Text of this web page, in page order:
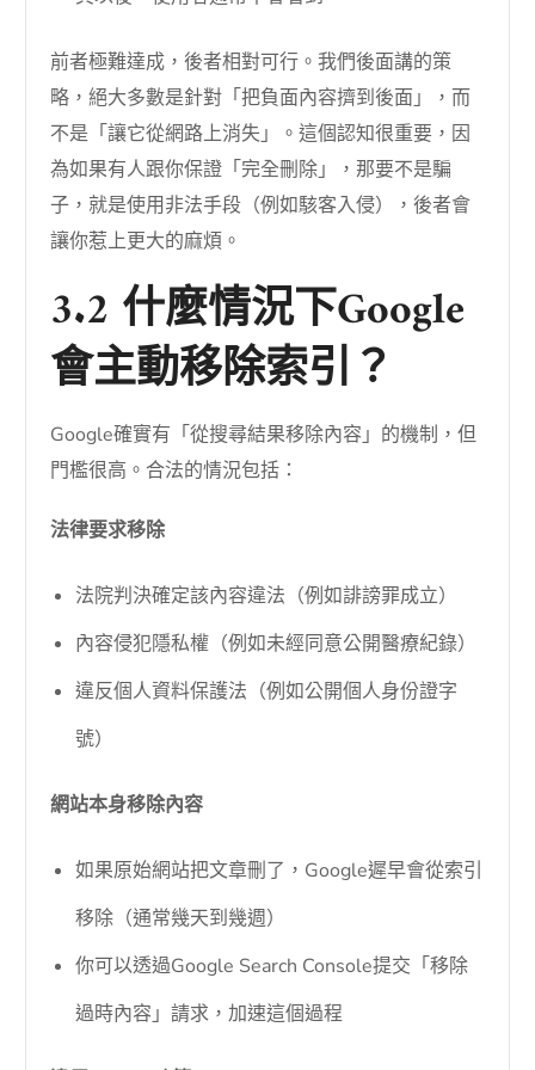
前者極難達成，後者相對可行。我們後面講的策
略，絕大多數是針對「把負面內容擠到後面」，而
不是「讓它從網路上消失」。這個認知很重要，因
為如果有人跟你保證「完全刪除」，那要不是騙
子，就是使用非法手段（例如駭客入侵），後者會
讓你惹上更大的麻煩。
3.2 什麼情況下Google
會主動移除索引？
Google確實有「從搜尋結果移除內容」的機制，但
門檻很高。合法的情況包括：
法律要求移除
法院判決確定該內容違法（例如誹謗罪成立）
內容侵犯隱私權（例如未經同意公開醫療紀錄）
違反個人資料保護法（例如公開個人身份證字
號）
網站本身移除內容
如果原始網站把文章刪了，Google遲早會從索引
移除（通常幾天到幾週）
你可以透過Google Search Console提交「移除
過時內容」請求，加速這個過程